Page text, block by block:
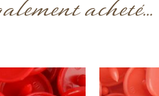
acheté...